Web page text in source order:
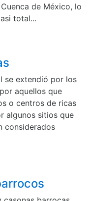
de México, lo
total...
se extendió por los
aquellos que
o centros de ricas
algunos sitios que
considerados